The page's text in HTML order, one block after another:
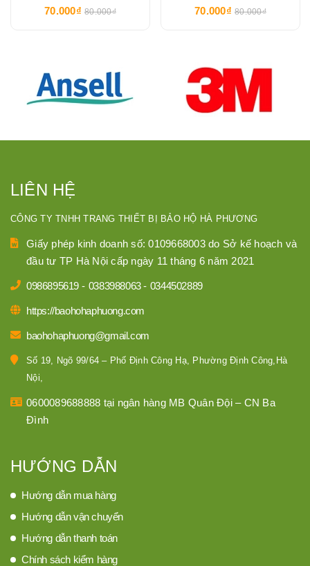
70.000₫ 80.000₫
70.000₫ 80.000₫
LIÊN HỆ
CÔNG TY TNHH TRANG THIẾT BỊ BẢO HỘ HÀ PHƯƠNG
Giấy phép kinh doanh số: 0109668003 do Sở kế hoạch và
đầu tư TP Hà Nội cấp ngày 11 tháng 6 năm 2021
0986895619 - 0383988063- 0344502889
https://baohohaphuong.com
baohohaphuong@gmail.com
Số 19, Ngõ 99/64 – Phố Định Công Hạ, Phường Định Công,Hà
Nội,
0600089688888 tại ngân hàng MB Quân Đội – CN Ba
Đình
HƯỚNG DẪN
Hướng dẫn mua hàng
Hướng dẫn vận chuyển
Hướng dẫn thanh toán
Chính sách kiểm hàng